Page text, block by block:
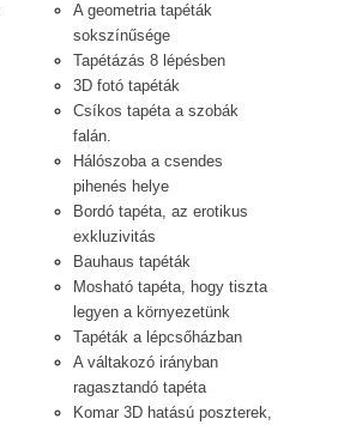
A geometria tapéták
sokszínűsége
Tapétázás 8 lépésben
3D fotó tapéták
Csíkos tapéta a szobák
falán.
Hálószoba a csendes
pihenés helye
Bordó tapéta, az erotikus
exkluzivitás
Bauhaus tapéták
Mosható tapéta, hogy tiszta
legyen a környezetünk
Tapéták a lépcsőházban
A váltakozó irányban
ragasztandó tapéta
Komar 3D hatású poszterek,